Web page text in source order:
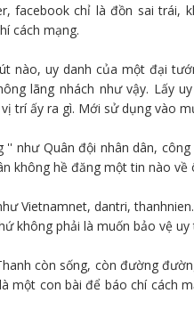
facebook chỉ là đồn sai trái,
cách mạng.
nào, uy danh của một đại
lãng nhách như vậy. Lấy
trí ấy ra gì. Mới sử dụng vào
'' như Quân đội nhân dân,
không hề đăng một tin nào
Vietnamnet, dantri,
không phải là muốn bảo vệ
còn sống, còn đường
một con bài để báo chí cách